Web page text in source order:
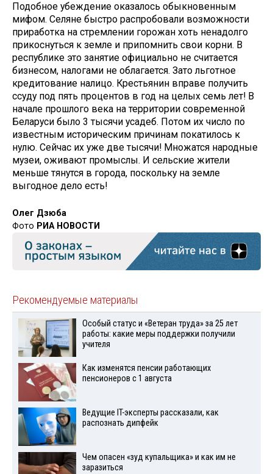
Подобное убеждение оказалось обыкновенным
мифом. Селяне бы­стро распробовали возможности
при­работка на стремлении горожан хоть ненадолго
прикоснуться к земле и припомнить свои корни. В
республике это занятие официально не считает­ся
бизнесом, налогами не облагается. Зато льготное
кредитование налицо. Крестьянин вправе получить
ссуду под пять процентов в год на целых семь лет! В
начале прошлого века на тер­ритории современной
Беларуси было 3 тысячи усадеб. Потом их число по
известным историческим причинам покатилось к
нулю. Сейчас их уже две тысячи! Множатся народные
музеи, оживают промыслы. И сельские жите­ли
меньше тянутся в города, посколь­ку на земле
выгодное дело есть!
Олег Дзюба
Фото РИА НОВОСТИ
Рекомендуемые материалы
Особый статус и «Ветеран труда» за 25 лет
работы: какие меры поддержки получили
учителя
Как изменятся пенсии работающих
пенсионеров с 1 августа
Ведущие IT-эксперты рассказали, как
распознать дипфейк
Чем опасен «зуд купальщика» и как им не
заразиться